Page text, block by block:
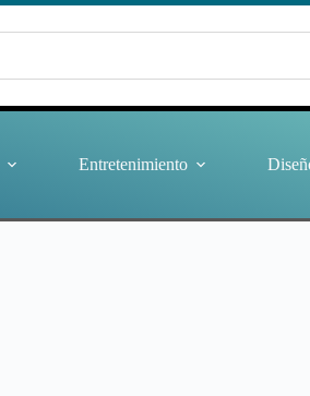
Entretenimiento